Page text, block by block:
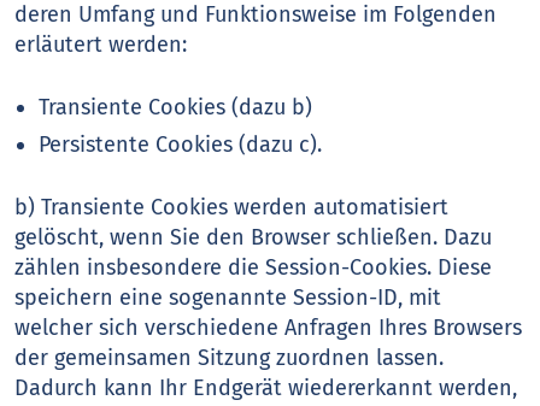
deren Umfang und Funktionsweise im Folgenden
erläutert werden:
Transiente Cookies (dazu b)
Persistente Cookies (dazu c).
b) Transiente Cookies werden automatisiert
gelöscht, wenn Sie den Browser schließen. Dazu
zählen insbesondere die Session-Cookies. Diese
speichern eine sogenannte Session-ID, mit
welcher sich verschiedene Anfragen Ihres Browsers
der gemeinsamen Sitzung zuordnen lassen.
Dadurch kann Ihr Endgerät wiedererkannt werden,